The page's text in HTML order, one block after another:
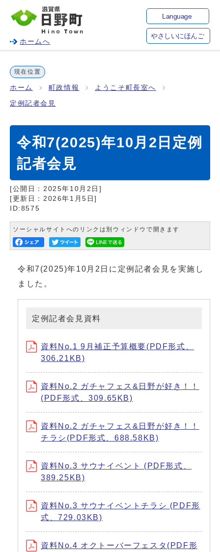
ホームへ
Language
やさしいにほんご
現在位置
ホーム 町政情報 ようこそ町長室へ
定例記者会見
令和7(2025)年10月2日定例
記者会見
[公開日： 2025年10月2日 ]
[更新日： 2026年1月5日]
ID:8575
ソーシャルサイトへのリンクは別ウィンドウで開きます
令和7(2025)年10月2日に定例記者会見を実施し
ました。
定例記者会見資料
資料No.1 9月補正予算概要(PDF形式、
306.21KB)
資料No.2 ガチャフェス&日野が好き！！
(PDF形式、309.65KB)
資料No.2 ガチャフェス&日野が好き！！
チラシ(PDF形式、688.58KB)
資料No.3 サウナイベント (PDF形式、
389.25KB)
資料No.3 サウナイベントチラシ (PDF形
式、729.03KB)
資料No.4 オクトーバーフェスタ(PDF形